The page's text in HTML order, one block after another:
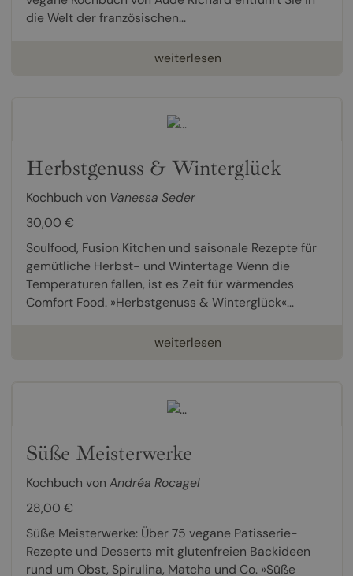
die Welt der französischen...
weiterlesen
Herbstgenuss & Winterglück
Kochbuch von Vanessa Seder
30,00 €
Soulfood, Fusion Kitchen und saisonale Rezepte für
gemütliche Herbst- und Wintertage Wenn die
Temperaturen fallen, ist es Zeit für wärmendes
Comfort Food. »Herbstgenuss & Winterglück«...
weiterlesen
Süße Meisterwerke
Kochbuch von Andréa Rocagel
28,00 €
Süße Meisterwerke: Über 75 vegane Patisserie-
Rezepte und Desserts mit glutenfreien Backideen
rund um Obst, Spirulina, Matcha und Co. »Süße